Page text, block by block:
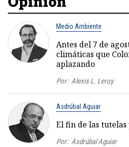
Medio Ambiente
Antes del 7 de
climáticas que
aplazando
Por: Alexis L. Leroy
Asdrúbal Aguiar
El fin de las
Por: Asdrúbal Aguiar